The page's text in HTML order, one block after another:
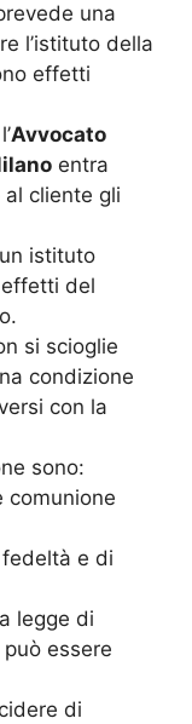
una
l’istituto della
effetti
Avvocato
entra
cliente gli
istituto
del
si scioglie
condizione
con la
sono:
comunione
e di
legge di
essere
di